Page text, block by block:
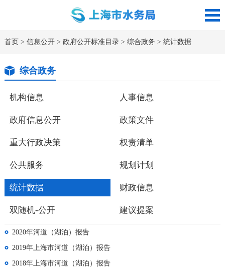
首页 > 信息公开> 政府公开标准目录> 综合政务 > 统计数据
综合政务
机构信息 人事信息
政府信息公开 政策文件
重大行政决策 权责清单
公共服务 规划计划
统计数据 财政信息
双随机-公开 建议提案
2020年河道（湖泊）报告
2019年上海市河道（湖泊）报告
2018年上海市河道（湖泊）报告